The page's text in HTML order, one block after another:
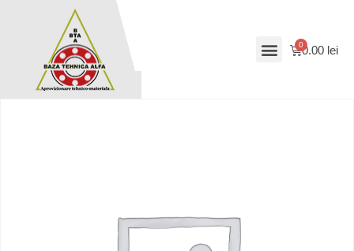
0.00 lei